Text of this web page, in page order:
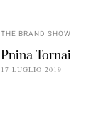
THE BRAND SHOW
Pnina Tornai
17 LUGLIO 2019